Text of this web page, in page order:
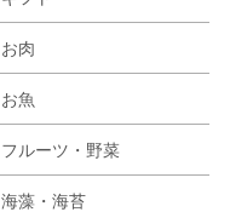
お肉
お魚
フルーツ・野菜
海藻・海苔